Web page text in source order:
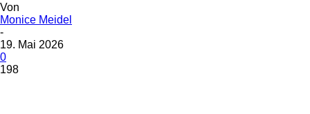
Von
Monice Meidel
-
19. Mai 2026
0
198